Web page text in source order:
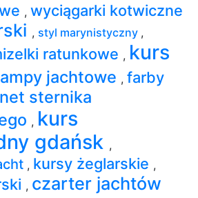
, wyciągarki kotwiczne
, styl marynistyczny ,
ratunkowe , kurs
jachtowe , farby
sternika
, kurs
gdańsk ,
, kursy żeglarskie ,
, czarter jachtów